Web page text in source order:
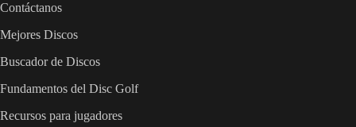
Contáctanos
Mejores Discos
Buscador de Discos
Fundamentos del Disc Golf
Recursos para jugadores